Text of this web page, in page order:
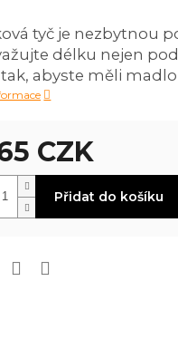
CZK
Přidat do košíku
tyč je nezbytnou
délku nejen
abyste měli